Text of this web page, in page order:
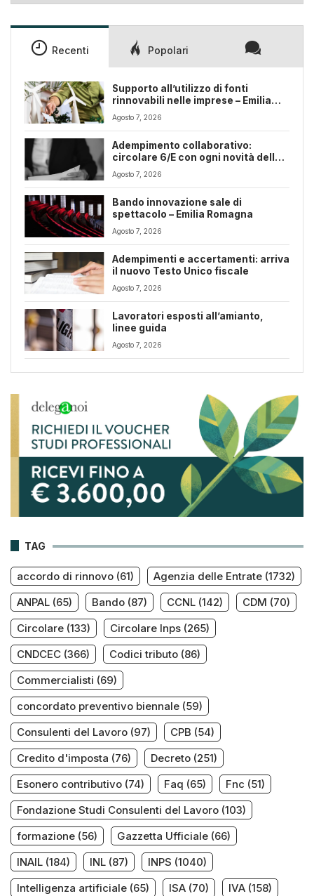
Recenti Popolari
Supporto all’utilizzo di fonti
rinnovabili nelle imprese – Emilia
Romagna
Agosto 7, 2026
Adempimento collaborativo:
circolare 6/E con ogni novità della
riforma fiscale
Agosto 7, 2026
Bando innovazione sale di
spettacolo – Emilia Romagna
Agosto 7, 2026
Adempimenti e accertamenti: arriva
il nuovo Testo Unico fiscale
Agosto 7, 2026
Lavoratori esposti all’amianto,
linee guida
Agosto 7, 2026
TAG
accordo di rinnovo (61) Agenzia delle Entrate (1732)
ANPAL (65) Bando (87) CCNL (142) CDM (70)
Circolare (133) Circolare Inps (265)
CNDCEC (366) Codici tributo (86)
Commercialisti (69)
concordato preventivo biennale (59)
Consulenti del Lavoro (97) CPB (54)
Credito d'imposta (76) Decreto (251)
Esonero contributivo (74) Faq (65) Fnc (51)
Fondazione Studi Consulenti del Lavoro (103)
formazione (56) Gazzetta Ufficiale (66)
INAIL (184) INL (87) INPS (1040)
Intelligenza artificiale (65) ISA (70) IVA (158)